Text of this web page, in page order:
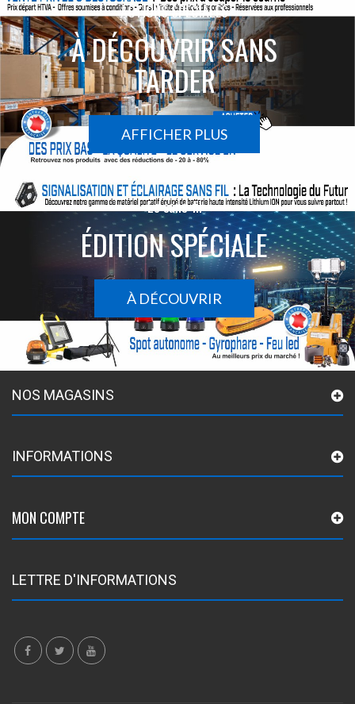
ACTIONS SPÉCIALES
À DÉCOUVRIR SANS
TARDER
AFFICHER PLUS
Le sans-fil
ÉDITION SPÉCIALE
À DÉCOUVRIR
NOS MAGASINS
INFORMATIONS
MON COMPTE
LETTRE D'INFORMATIONS